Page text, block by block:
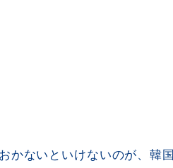
かないといけないのが、韓